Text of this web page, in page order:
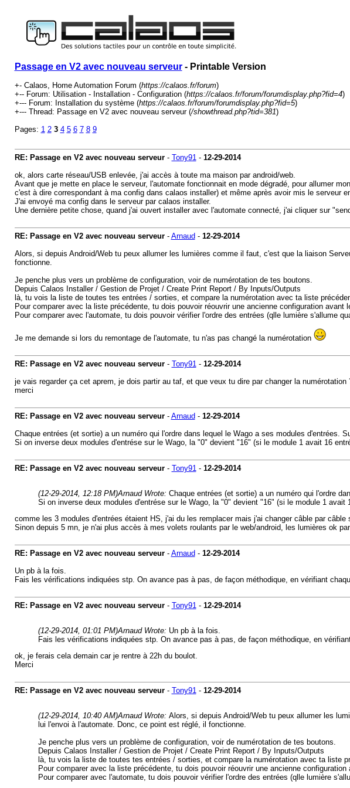
Passage en V2 avec nouveau serveur- Printable Version
+- Calaos, Home Automation Forum (https://calaos.fr/forum)
+-- Forum: Utilisation - Installation - Configuration (https://calaos.fr/forum/forumdisplay.php?fid=4)
+--- Forum: Installation du système (https://calaos.fr/forum/forumdisplay.php?fid=5)
+--- Thread: Passage en V2 avec nouveau serveur (/showthread.php?tid=381)
Pages: 1 2 3 4 5 6 7 8 9
RE: Passage en V2 avec nouveau serveur- Tony91- 12-29-2014
ok, alors carte réseau/USB enlevée, j'ai accès à toute ma maison par android/web.
Avant que je mette en place le serveur, l'automate fonctionnait en mode dégradé, pour allumer
c'est à dire correspondant à ma config dans calaos installer) et même après avoir mis le serveur
J'ai envoyé ma config dans le serveur par calaos installer.
Une dernière petite chose, quand j'ai ouvert installer avec l'automate connecté, j'ai cliquer sur
RE: Passage en V2 avec nouveau serveur- Arnaud - 12-29-2014
Alors, si depuis Android/Web tu peux allumer les lumières comme il faut, c'est que la liaison
fonctionne.
Je penche plus vers un problème de configuration, voir de numérotation de tes boutons.
Depuis Calaos Installer / Gestion de Projet / Create Print Report / By Inputs/Outputs
là, tu vois la liste de toutes tes entrées / sorties, et compare la numérotation avec ta liste
Pour comparer avec la liste précédente, tu dois pouvoir réouvrir une ancienne configuration avant
Pour comparer avec l'automate, tu dois pouvoir vérifier l'ordre des entrées (qlle lumière s'allume
Je me demande si lors du remontage de l'automate, tu n'as pas changé la numérotation
RE: Passage en V2 avec nouveau serveur- Tony91- 12-29-2014
je vais regarder ça cet aprem, je dois partir au taf, et que veux tu dire par changer la numérotation
merci
RE: Passage en V2 avec nouveau serveur- Arnaud - 12-29-2014
Chaque entrées (et sortie) a un numéro qui l'ordre dans lequel le Wago a ses modules d'entrées.
Si on inverse deux modules d'entrése sur le Wago, la "0" devient "16" (si le module 1 avait 16
RE: Passage en V2 avec nouveau serveur- Tony91- 12-29-2014
(12-29-2014, 12:18 PM)Arnaud Wrote: Chaque entrées (et sortie) a un numéro qui l'ordre
Si on inverse deux modules d'entrése sur le Wago, la "0" devient "16" (si le module 1 avait
comme les 3 modules d'entrées étaient HS, j'ai du les remplacer mais j'ai changer câble par câble
Sinon depuis 5 mn, je n'ai plus accès à mes volets roulants par le web/android, les lumières ok
RE: Passage en V2 avec nouveau serveur- Arnaud - 12-29-2014
Un pb à la fois.
Fais les vérifications indiquées stp. On avance pas à pas, de façon méthodique, en vérifiant
RE: Passage en V2 avec nouveau serveur- Tony91- 12-29-2014
(12-29-2014, 01:01 PM)Arnaud Wrote: Un pb à la fois.
Fais les vérifications indiquées stp. On avance pas à pas, de façon méthodique, en
ok, je ferais cela demain car je rentre à 22h du boulot.
Merci
RE: Passage en V2 avec nouveau serveur- Tony91- 12-29-2014
(12-29-2014, 10:40 AM)Arnaud Wrote: Alors, si depuis Android/Web tu peux allumer les
lui l'envoi à l'automate. Donc, ce point est réglé, il fonctionne.
Je penche plus vers un problème de configuration, voir de numérotation de tes boutons.
Depuis Calaos Installer / Gestion de Projet / Create Print Report / By Inputs/Outputs
là, tu vois la liste de toutes tes entrées / sorties, et compare la numérotation avec ta liste
Pour comparer avec la liste précédente, tu dois pouvoir réouvrir une ancienne
Pour comparer avec l'automate, tu dois pouvoir vérifier l'ordre des entrées (qlle lumière